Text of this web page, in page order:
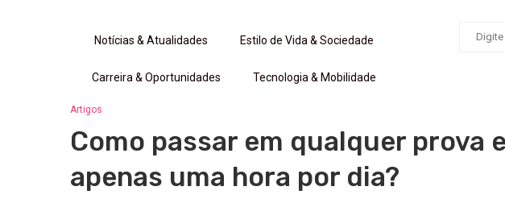
Notícias & Atualidades Estilo de Vida & Sociedade
Carreira & Oportunidades Tecnologia & Mobilidade
Artigos
Como passar em qualquer prova
apenas uma hora por dia?